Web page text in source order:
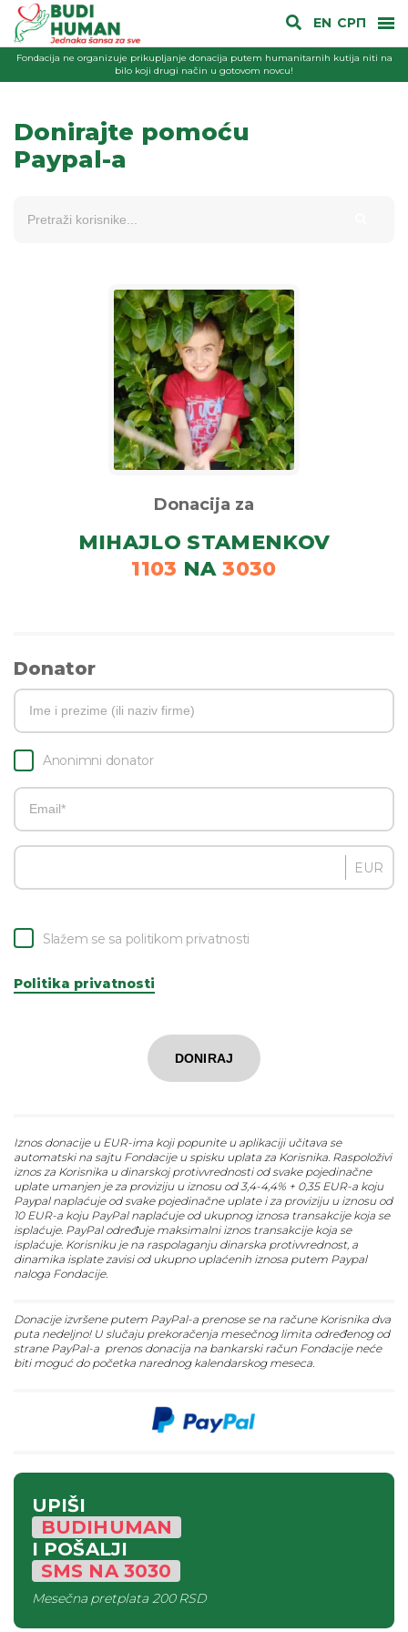
EN СРП
Fondacija ne organizuje prikupljanje donacija putem humanitarnih kutija niti na
bilo koji drugi način u gotovom novcu!
Donirajte pomoću
Paypal-a
Donacija za
MIHAJLO STAMENKOV
1103 NA 3030
Donator
Anonimni donator
EUR
Slažem se sa politikom privatnosti
Politika privatnosti
DONIRAJ
Iznos donacije u EUR-ima koji popunite u aplikaciji učitava se
automatski na sajtu Fondacije u spisku uplata za Korisnika. Raspoloživi
iznos za Korisnika u dinarskoj protivvrednosti od svake pojedinačne
uplate umanjen je za proviziju u iznosu od 3,4-4,4% + 0,35 EUR-a koju
Paypal naplaćuje od svake pojedinačne uplate i za proviziju u iznosu od
10 EUR-a koju PayPal naplaćuje od ukupnog iznosa transakcije koja se
isplaćuje. PayPal određuje maksimalni iznos transakcije koja se
isplaćuje. Korisniku je na raspolaganju dinarska protivvrednost, a
dinamika isplate zavisi od ukupno uplaćenih iznosa putem Paypal
naloga Fondacije.
Donacije izvršene putem PayPal-a prenose se na račune Korisnika dva
puta nedeljno! U slučaju prekoračenja mesečnog limita određenog od
strane PayPal-a prenos donacija na bankarski račun Fondacije neće
biti moguć do početka narednog kalendarskog meseca.
UPIŠI
BUDIHUMAN
I POŠALJI
SMS NA3030
Mesečna pretplata200 RSD